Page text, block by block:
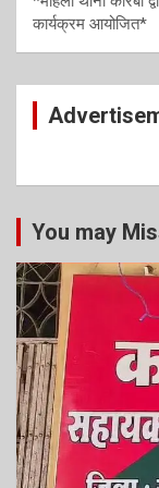
कार्यक्रम आयोजित*
You may